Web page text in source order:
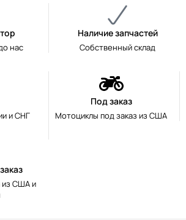
нас
Наличие запчастей
Собственный склад
и СНГ
Под заказ
Мотоциклы под заказ из США
из США и